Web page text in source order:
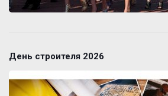
День строителя 2026